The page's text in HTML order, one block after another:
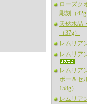
ローズク
彫刻（42g
天然水晶
（37g）
レムリア
レムリア
レムリア
ボー＆セ
158g）
レムリア